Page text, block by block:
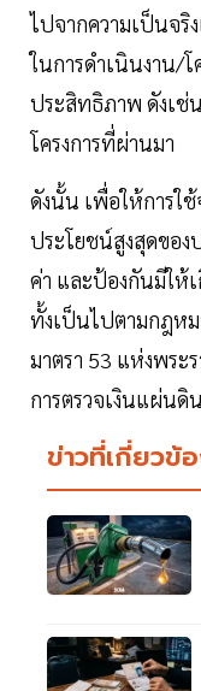
ไปจากความเป็นจริ
ในการดำเนินงาน/
ประสิทธิภาพ ดังเช่
โครงการที่ผ่านมา
ดังนั้น เพื่อให้การใ
ประโยชน์สูงสุดของ
ค่า และป้องกันมีให้เ
ทั้งเป็นไปตามกฎหม
มาตรา 53 แห่งพร
การตรวจเงินแผ่นดิ
ข่าวที่เกี่ยวข้